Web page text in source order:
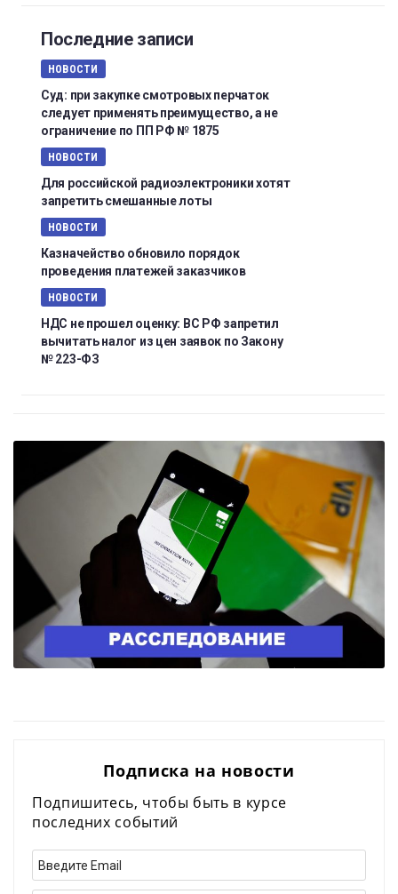
Последние записи
НОВОСТИ
Суд: при закупке смотровых перчаток
следует применять преимущество, а не
ограничение по ПП РФ № 1875
НОВОСТИ
Для российской радиоэлектроники хотят
запретить смешанные лоты
НОВОСТИ
Казначейство обновило порядок
проведения платежей заказчиков
НОВОСТИ
НДС не прошел оценку: ВС РФ запретил
вычитать налог из цен заявок по Закону
№ 223-ФЗ
Подписка на новости
Подпишитесь, чтобы быть в курсе
последних событий